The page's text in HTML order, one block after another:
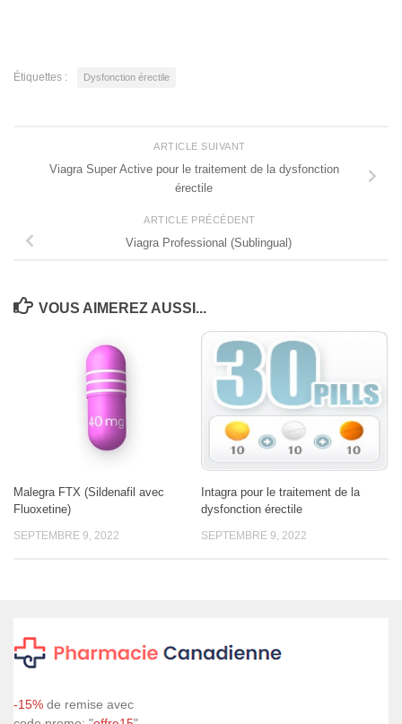
Étiquettes : Dysfonction érectile
ARTICLE SUIVANT
Viagra Super Active pour le traitement de la dysfonction
érectile
ARTICLE PRÉCÉDENT
Viagra Professional (Sublingual)
VOUS AIMEREZ AUSSI...
Malegra FTX (Sildenafil avec
Fluoxetine)
SEPTEMBRE 9, 2022
Intagra pour le traitement de la
dysfonction érectile
SEPTEMBRE 9, 2022
-15% de remise avec